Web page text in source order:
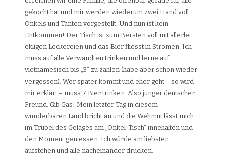
gekocht hat und mir werden wiederum zwei Hand voll
Onkels und Tanten vorgestellt. Und nun ist kein
Entkommen! Der Tisch ist zum Bersten voll mit allerlei
ekligen Leckereien und das Bier fliesst in Strömen. Ich
muss auf alle Verwandten trinken und lerne auf
vietnamesisch bis „3“ zu zählen (habe aber schon wieder
vergessen). Wer später kommt und eher geht – so wird
mir erklärt – muss 7 Bier trinken. Also junger deutscher
Freund: Gib Gas! Mein letzter Tag in diesem
wunderbaren Land bricht an und die Wehmut lässt mich
im Trubel des Gelages am „Onkel-Tisch“ innehalten und
den Moment geniessen. Ich würde am liebsten
aufstehen und alle nacheinander drücken.